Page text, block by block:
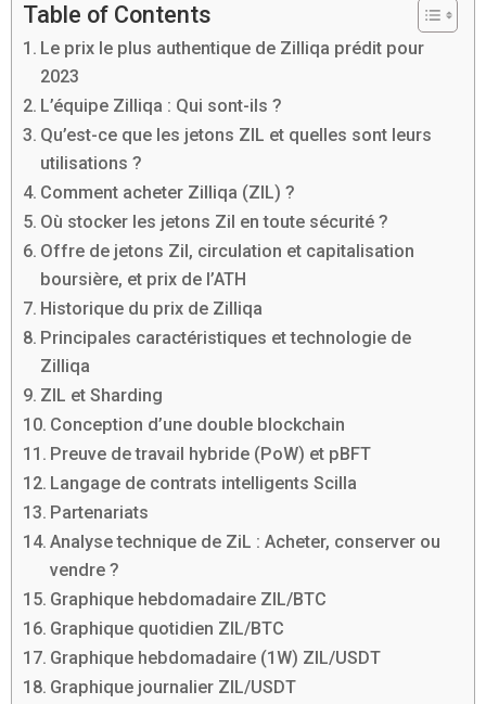
Table of Contents
Le prix le plus authentique de Zilliqa prédit pour
2023
L’équipe Zilliqa : Qui sont-ils ?
Qu’est-ce que les jetons ZIL et quelles sont leurs
utilisations ?
Comment acheter Zilliqa (ZIL) ?
Où stocker les jetons Zil en toute sécurité ?
Offre de jetons Zil, circulation et capitalisation
boursière, et prix de l’ATH
Historique du prix de Zilliqa
Principales caractéristiques et technologie de
Zilliqa
ZIL et Sharding
Conception d’une double blockchain
Preuve de travail hybride (PoW) et pBFT
Langage de contrats intelligents Scilla
Partenariats
Analyse technique de ZiL : Acheter, conserver ou
vendre ?
Graphique hebdomadaire ZIL/BTC
Graphique quotidien ZIL/BTC
Graphique hebdomadaire (1W) ZIL/USDT
Graphique journalier ZIL/USDT